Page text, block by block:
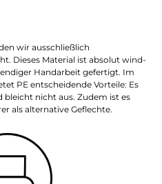
wir ausschließlich
Dieses Material ist absolut wind-
Handarbeit gefertigt. Im
PE entscheidende Vorteile: Es
bleicht nicht aus. Zudem ist es
als alternative Geflechte.